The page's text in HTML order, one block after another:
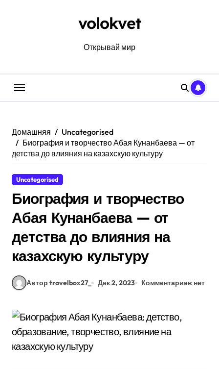
volokvet
Открывай мир
Домашняя
Uncategorised
Биография и творчество Абая Кунанбаева — от
детства до влияния на казахскую культуру
Uncategorised
Биография и творчество
Абая Кунанбаева — от
детства до влияния на
казахскую культуру
Автор travelbox27_ Дек 2, 2023 Комментариев нет